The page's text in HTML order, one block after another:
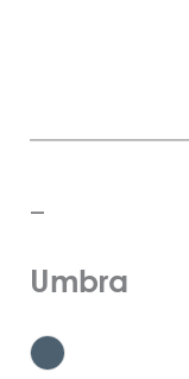
-
Umbra